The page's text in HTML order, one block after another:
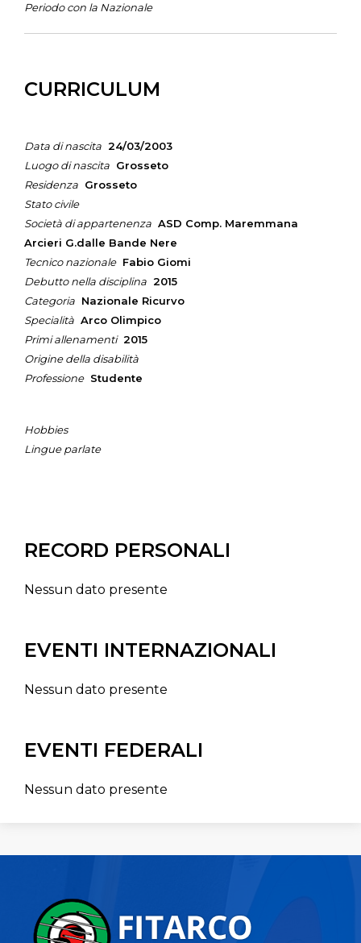
Periodo con la Nazionale
CURRICULUM
Data di nascita 24/03/2003
Luogo di nascita Grosseto
Residenza Grosseto
Stato civile
Società di appartenenza ASD Comp. Maremmana
Arcieri G.dalle Bande Nere
Tecnico nazionale Fabio Giomi
Debutto nella disciplina 2015
Categoria Nazionale Ricurvo
Specialità Arco Olimpico
Primi allenamenti 2015
Origine della disabilità
Professione Studente
Hobbies
Lingue parlate
RECORD PERSONALI
Nessun dato presente
EVENTI INTERNAZIONALI
Nessun dato presente
EVENTI FEDERALI
Nessun dato presente